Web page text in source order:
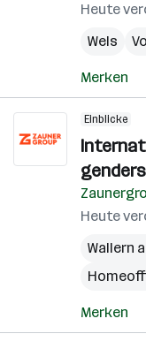
Heute
Wels
Merken
Einblicke
Heute
Wallern
Merken